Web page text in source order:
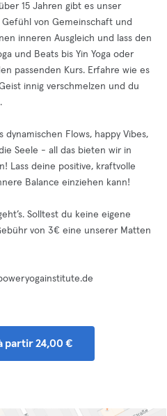
15 Jahren gibt es unser
von Gemeinschaft und
inneren Ausgleich und lass den
und Beats bis Yin Yoga oder
passenden Kurs. Erfahre wie es
innig verschmelzen und du
dynamischen Flows, happy Vibes,
Seele - all das bieten wir in
Lass deine positive, kraftvolle
Balance einziehen kann!
Solltest du keine eigene
von 3€ eine unserer Matten
partir 24,00 €